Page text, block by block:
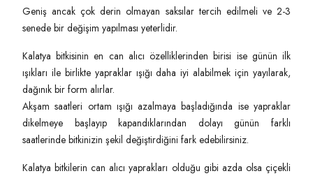
Geniş ancak çok derin olmayan saksılar tercih edilmeli ve 2-3
senede bir değişim yapılması yeterlidir.
Kalatya bitkisinin en can alıcı özelliklerinden birisi ise günün ilk
ışıkları ile birlikte yapraklar ışığı daha iyi alabilmek için yayılarak,
dağınık bir form alırlar.
Akşam saatleri ortam ışığı azalmaya başladığında ise yapraklar
dikelmeye başlayıp kapandıklarından dolayı günün farklı
saatlerinde bitkinizin şekil değiştirdiğini fark edebilirsiniz.
Kalatya bitkilerin can alıcı yaprakları olduğu gibi azda olsa çiçekli